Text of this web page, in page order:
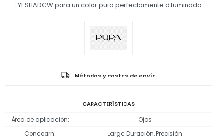
EYESHADOW para un color puro perfectamente difuminado.
Métodos y costos de envío
CARACTERÍSTICAS
Área de aplicación
Ojos
Concearn
Larga Duración, Precisión